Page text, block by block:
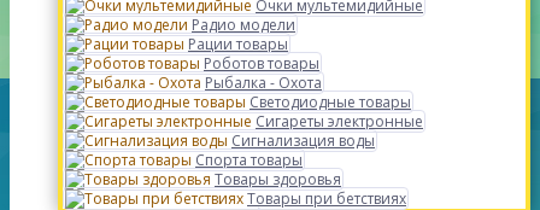
Очки мультемидийные
Радио модели
Рации товары
Роботов товары
Рыбалка - Охота
Светодиодные товары
Сигареты электронные
Сигнализация воды
Спорта товары
Товары здоровья
Товары при бетствиях